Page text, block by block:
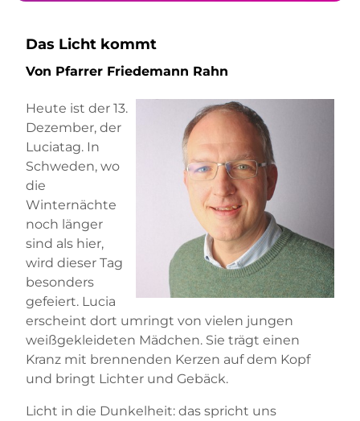
Das Licht kommt
Von Pfarrer Friedemann Rahn
Heute ist der 13.
Dezember, der
Luciatag. In
Schweden, wo
die
Winternächte
noch länger
sind als hier,
wird dieser Tag
besonders
gefeiert. Lucia
erscheint dort umringt von vielen jungen
weißgekleideten Mädchen. Sie trägt einen
Kranz mit brennenden Kerzen auf dem Kopf
und bringt Lichter und Gebäck.
Licht in die Dunkelheit: das spricht uns